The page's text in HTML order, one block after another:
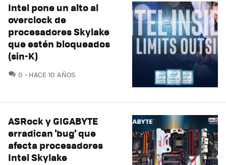
Intel pone un alto al
overclock de
procesadores Skylake
que estén bloqueados
(sin-K)
0 COMENTARIOS
HACE 10 AÑOS
ASRock y GIGABYTE
erradican 'bug' que
afecta procesadores
Intel Skylake